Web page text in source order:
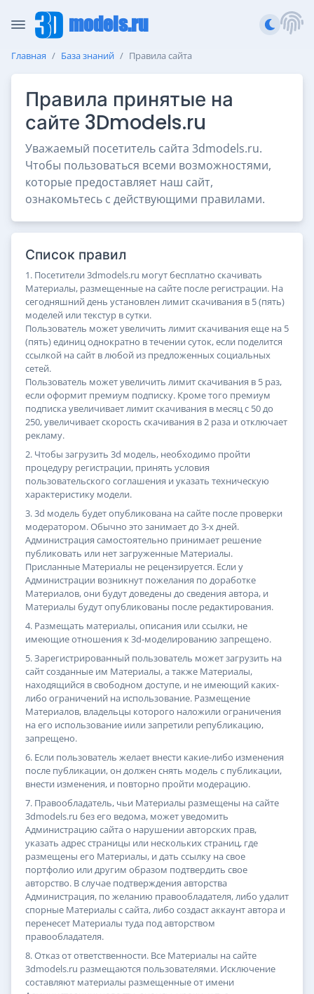
models.ru
Главная База знаний Правила сайта
Правила принятые на
сайте 3Dmodels.ru
Уважаемый посетитель сайта 3dmodels.ru.
Чтобы пользоваться всеми возможностями,
которые предоставляет наш сайт,
ознакомьтесь с действующими правилами.
Список правил
1. Посетители 3dmodels.ru могут бесплатно скачивать
Материалы, размещенные на сайте после регистрации. На
сегодняшний день установлен лимит скачивания в 5 (пять)
моделей или текстур в сутки.
Пользователь может увеличить лимит скачивания еще на 5
(пять) единиц однократно в течении суток, если поделится
ссылкой на сайт в любой из предложенных социальных
сетей.
Пользователь может увеличить лимит скачивания в 5 раз,
если оформит премиум подписку. Кроме того премиум
подписка увеличивает лимит скачивания в месяц с 50 до
250, увеличивает скорость скачивания в 2 раза и отключает
рекламу.
2. Чтобы загрузить 3d модель, необходимо пройти
процедуру регистрации, принять условия
пользовательского соглашения и указать техническую
характеристику модели.
3. 3d модель будет опубликована на сайте после проверки
модератором. Обычно это занимает до 3-х дней.
Администрация самостоятельно принимает решение
публиковать или нет загруженные Материалы.
Присланные Материалы не рецензируется. Если у
Администрации возникнут пожелания по доработке
Материалов, они будут доведены до сведения автора, и
Материалы будут опубликованы после редактирования.
4. Размещать материалы, описания или ссылки, не
имеющие отношения к 3d-моделированию запрещено.
5. Зарегистрированный пользователь может загрузить на
сайт созданные им Материалы, а также Материалы,
находящийся в свободном доступе, и не имеющий каких-
либо ограничений на использование. Размещение
Материалов, владельцы которого наложили ограничения
на его использование иили запретили републикацию,
запрещено.
6. Если пользователь желает внести какие-либо изменения
после публикации, он должен снять модель с публикации,
внести изменения, и повторно пройти модерацию.
7. Правообладатель, чьи Материалы размещены на сайте
3dmodels.ru без его ведома, может уведомить
Администрацию сайта о нарушении авторских прав,
указать адрес страницы или нескольких страниц, где
размещены его Материалы, и дать ссылку на свое
портфолио или другим образом подтвердить свое
авторство. В случае подтверждения авторства
Администрация, по желанию правообладателя, либо удалит
спорные Материалы с сайта, либо создаст аккаунт автора и
перенесет Материалы туда под авторством
правообладателя.
8. Отказ от ответственности. Все Материалы на сайте
3dmodels.ru размещаются пользователями. Исключение
составляют материалы размещенные от имени